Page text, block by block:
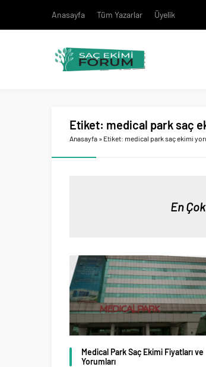
Anasayfa Tüm Yazarlar Üyelik
Etiket: medical park saç
Anasayfa » Etiket: medical park saç ekimi
En
Medical Park Saç Ekimi Fiyatları ve
Yorumları